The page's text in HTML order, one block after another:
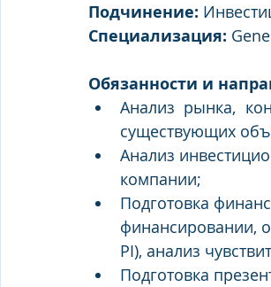
Подчинение:
Специализация:
Обязанности и
Анализ рынка,
существующих
Анализ
компании;
Подготовка
финансировании,
PI), анализ
Подготовка